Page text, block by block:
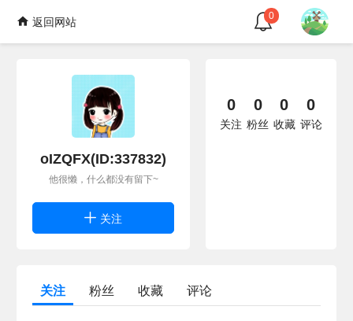
返回网站 0
oIZQFX(ID:337832)
他很懒，什么都没有留下~
关注
0
关注
0
粉丝
0
收藏
0
评论
关注 粉丝 收藏 评论